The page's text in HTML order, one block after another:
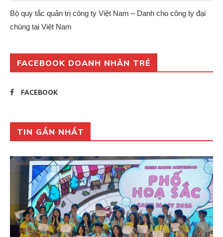
Bộ quy tắc quản trị công ty Việt Nam – Danh cho công ty đại
chúng tại Việt Nam
FACEBOOK DOANH NHÂN TRẺ
FACEBOOK
TIN GẦN NHẤT